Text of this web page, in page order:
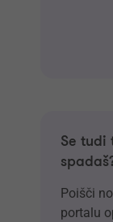
Se tudi
Poišči
portalu